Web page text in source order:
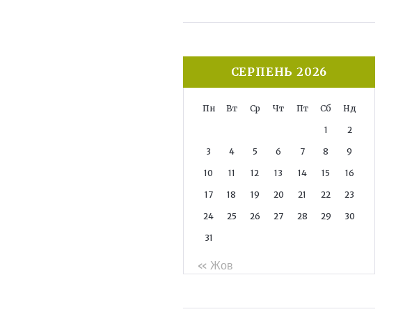
СЕРПЕНЬ 2026
Пн Вт Ср Чт Пт Сб Нд
1 2
3 4 5 6 7 8 9
10 11 12 13 14 15 16
17 18 19 20 21 22 23
24 25 26 27 28 29 30
31
« Жов